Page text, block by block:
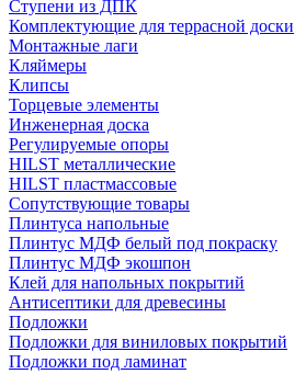
Ступени из ДПК
Комплектующие для террасной доски
Монтажные лаги
Кляймеры
Клипсы
Торцевые элементы
Инженерная доска
Регулируемые опоры
HILST металлические
HILST пластмассовые
Сопутствующие товары
Плинтуса напольные
Плинтус МДФ белый под покраску
Плинтус МДФ экошпон
Клей для напольных покрытий
Антисептики для древесины
Подложки
Подложки для виниловых покрытий
Подложки под ламинат